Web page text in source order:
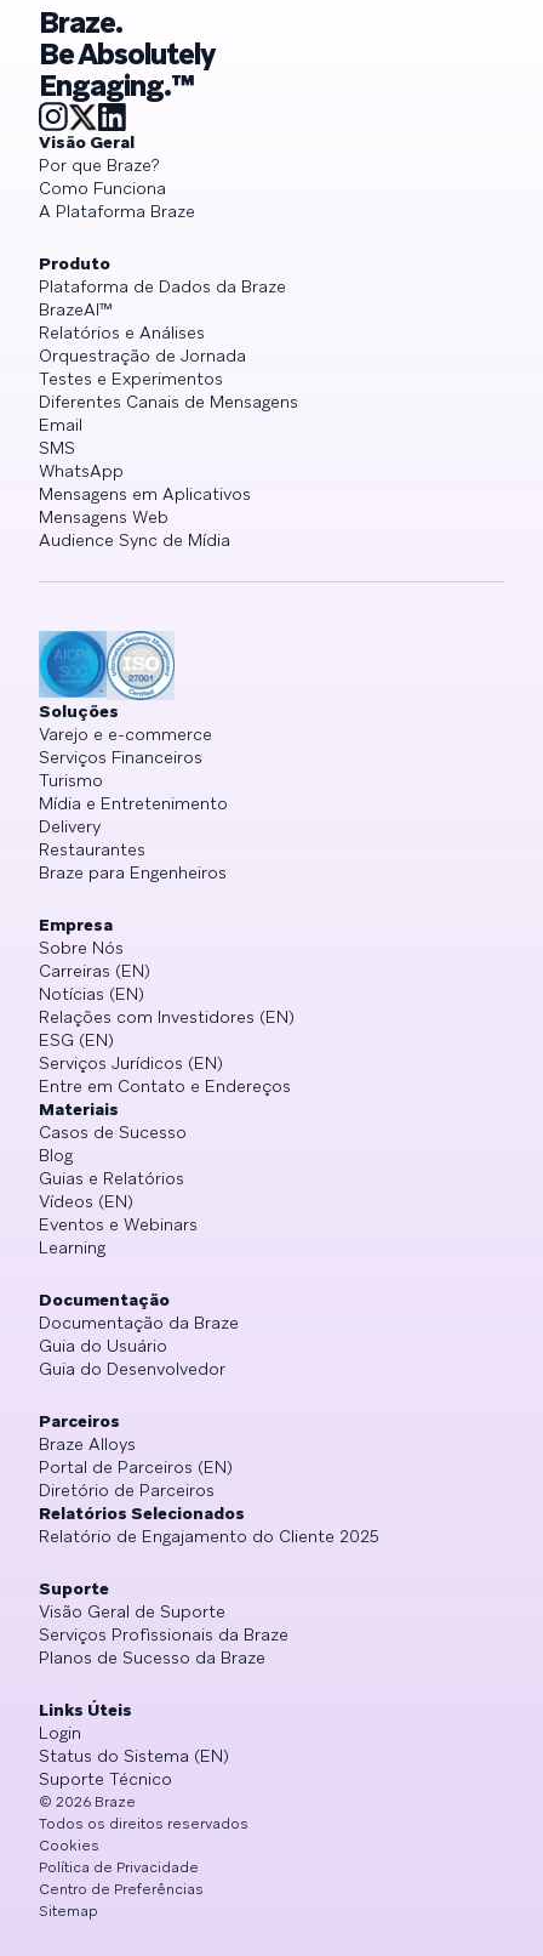
Braze.
Be Absolutely
Engaging.™
Visão Geral
Por que Braze?
Como Funciona
A Plataforma Braze
Produto
Plataforma de Dados da Braze
BrazeAI™
Relatórios e Análises
Orquestração de Jornada
Testes e Experimentos
Diferentes Canais de Mensagens
Email
SMS
WhatsApp
Mensagens em Aplicativos
Mensagens Web
Audience Sync de Mídia
Soluções
Varejo e e-commerce
Serviços Financeiros
Turismo
Mídia e Entretenimento
Delivery
Restaurantes
Braze para Engenheiros
Empresa
Sobre Nós
Carreiras (EN)
Notícias (EN)
Relações com Investidores (EN)
ESG (EN)
Serviços Jurídicos (EN)
Entre em Contato e Endereços
Materiais
Casos de Sucesso
Blog
Guias e Relatórios
Vídeos (EN)
Eventos e Webinars
Learning
Documentação
Documentação da Braze
Guia do Usuário
Guia do Desenvolvedor
Parceiros
Braze Alloys
Portal de Parceiros (EN)
Diretório de Parceiros
Relatórios Selecionados
Relatório de Engajamento do Cliente 2025
Suporte
Visão Geral de Suporte
Serviços Profissionais da Braze
Planos de Sucesso da Braze
Links Úteis
Login
Status do Sistema (EN)
Suporte Técnico
© 2026 Braze
Todos os direitos reservados
Cookies
Política de Privacidade
Centro de Preferências
Sitemap